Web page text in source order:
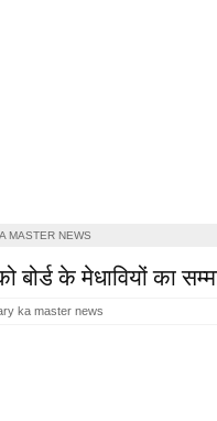
MASTER NEWS
के मेधावियों का
ka master news